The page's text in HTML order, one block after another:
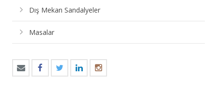
Dış Mekan Sandalyeler
Masalar